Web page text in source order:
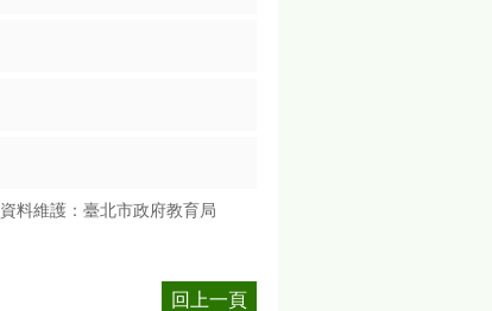
資料維護：臺北市政府教育局
回上一頁